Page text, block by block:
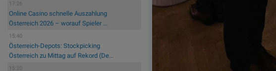
17:26
Online Casino schnelle Auszahlung
Österreich 2026 – worauf Spieler ...
15:40
Österreich-Depots: Stockpicking
Österreich zu Mittag auf Rekord (De...
15:20